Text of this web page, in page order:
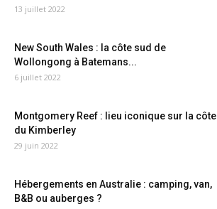
13 juillet 2022
New South Wales : la côte sud de
Wollongong à Batemans...
6 juillet 2022
Montgomery Reef : lieu iconique sur la côte
du Kimberley
29 juin 2022
Hébergements en Australie : camping, van,
B&B ou auberges ?